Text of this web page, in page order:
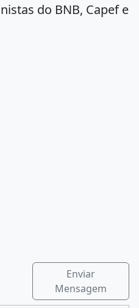
do BNB, Capef e
Enviar
Mensagem